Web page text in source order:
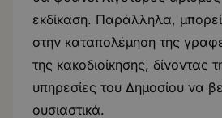
εκδίκαση. Παράλληλα,
στην καταπολέμηση της
της κακοδιοίκησης, δίνοντας
υπηρεσίες του Δημοσίου να
ουσιαστικά.